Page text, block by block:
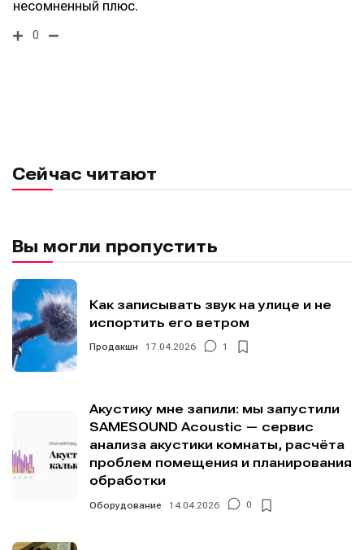
несомненный плюс.
0
Сейчас читают
Вы могли пропустить
Как записывать звук на улице и не
испортить его ветром
Продакшн 17.04.2026 1
Акустику мне запили: мы запустили
SAMESOUND Acoustic — сервис
анализа акустики комнаты, расчёта
проблем помещения и планирования
обработки
Оборудование 14.04.2026 0